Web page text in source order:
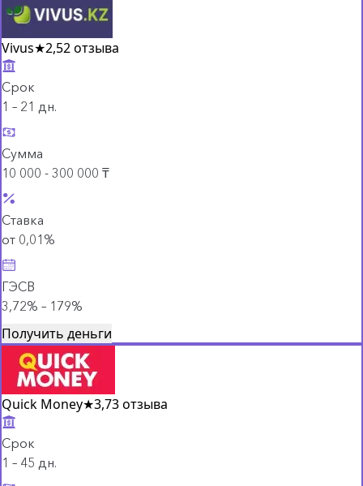
Vivus★2,52 отзыва
Срок
1 – 21 дн.
Сумма
10 000 - 300 000 ₸
Ставка
от 0,01%
ГЭСВ
3,72% – 179%
Получить деньги
Quick Money★3,73 отзыва
Срок
1 – 45 дн.